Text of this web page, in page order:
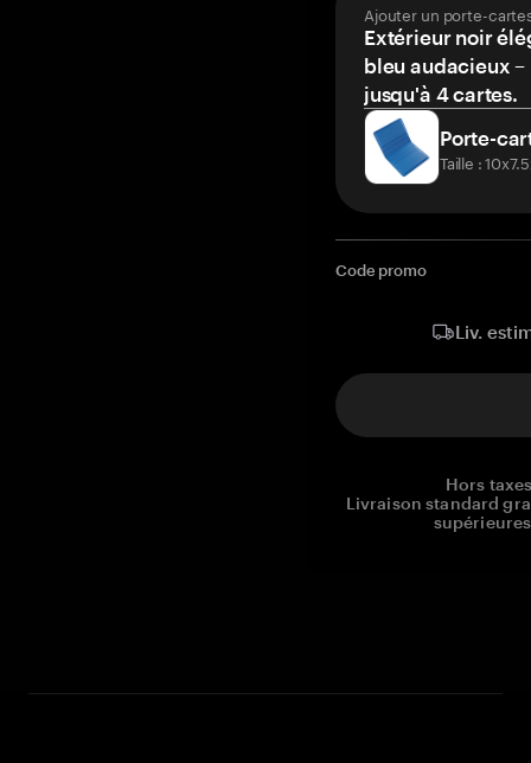
Ajouter un porte-
Extérieur noir
bleu audacieux
jusqu'à 4 cartes.
Porte-
Taille :
Code promo
Liv.
Hors
Livraison standard